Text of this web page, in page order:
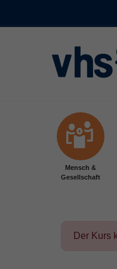
Mensch &
Gesellschaft
Der Kurs